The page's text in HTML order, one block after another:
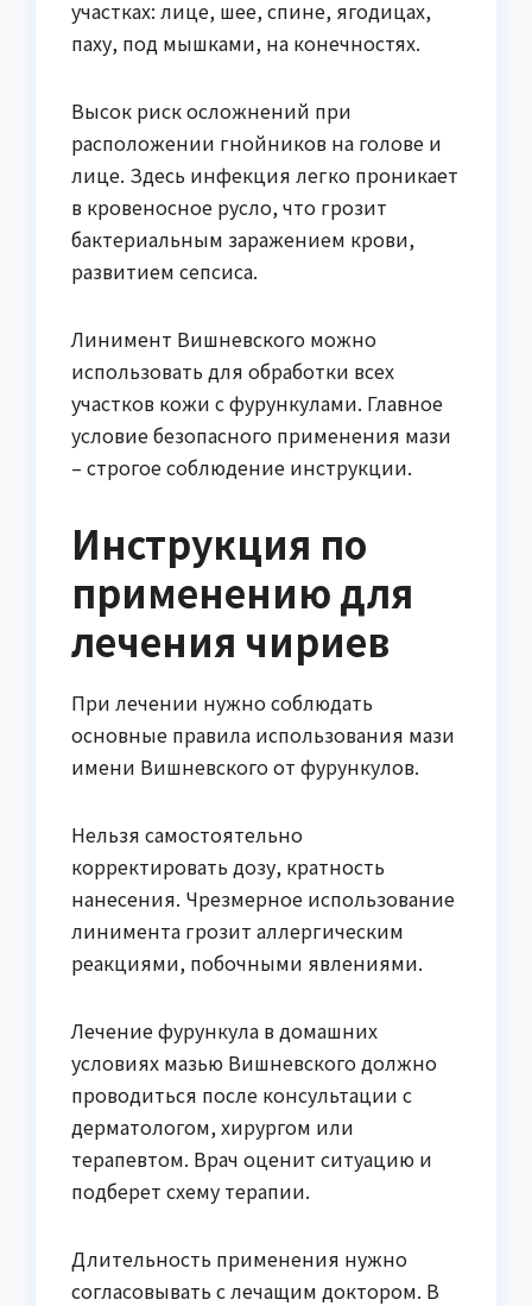
участках: лице, шее, спине, ягодицах,
паху, под мышками, на конечностях.
Высок риск осложнений при
расположении гнойников на голове и
лице. Здесь инфекция легко проникает
в кровеносное русло, что грозит
бактериальным заражением крови,
развитием сепсиса.
Линимент Вишневского можно
использовать для обработки всех
участков кожи с фурункулами. Главное
условие безопасного применения мази
– строгое соблюдение инструкции.
Инструкция по
применению для
лечения чириев
При лечении нужно соблюдать
основные правила использования мази
имени Вишневского от фурункулов.
Нельзя самостоятельно
корректировать дозу, кратность
нанесения. Чрезмерное использование
линимента грозит аллергическим
реакциями, побочными явлениями.
Лечение фурункула в домашних
условиях мазью Вишневского должно
проводиться после консультации с
дерматологом, хирургом или
терапевтом. Врач оценит ситуацию и
подберет схему терапии.
Длительность применения нужно
согласовывать с лечащим доктором. В